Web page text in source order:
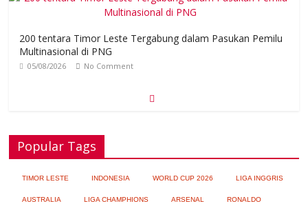
200 tentara Timor Leste Tergabung dalam Pasukan Pemilu
Multinasional di PNG
05/08/2026 No Comment
Popular Tags
TIMOR LESTE INDONESIA WORLD CUP 2026 LIGA INGGRIS
AUSTRALIA LIGA CHAMPHIONS ARSENAL RONALDO